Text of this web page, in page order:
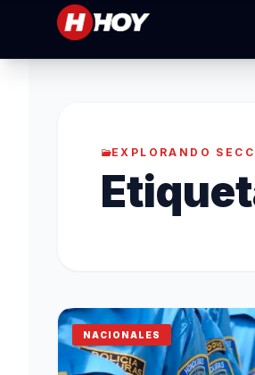
EXPLORANDO
NACIONALES